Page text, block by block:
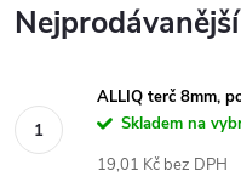
Nejprodávanější
ALLIQ terč 8mm,
Skladem na
19,01 Kč bez DPH